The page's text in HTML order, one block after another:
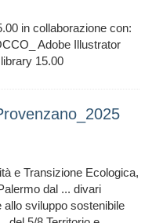
in collaborazione con:
Adobe Illustrator
15.00
e Transizione Ecologica,
dal ... divari
sviluppo sostenibile